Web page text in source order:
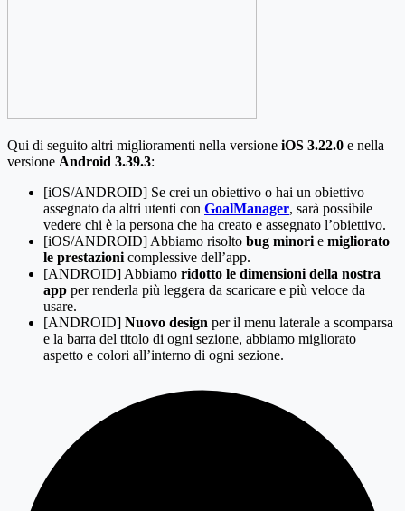
Qui di seguito altri miglioramenti nella versione iOS 3.22.0 e nella
versione Android 3.39.3:
[iOS/ANDROID] Se crei un obiettivo o hai un obiettivo
assegnato da altri utenti con GoalManager, sarà possibile
vedere chi è la persona che ha creato e assegnato l’obiettivo.
[iOS/ANDROID] Abbiamo risolto bug minori e migliorato
le prestazioni complessive dell’app.
[ANDROID] Abbiamo ridotto le dimensioni della nostra
app per renderla più leggera da scaricare e più veloce da
usare.
[ANDROID] Nuovo design per il menu laterale a scomparsa
e la barra del titolo di ogni sezione, abbiamo migliorato
aspetto e colori all’interno di ogni sezione.